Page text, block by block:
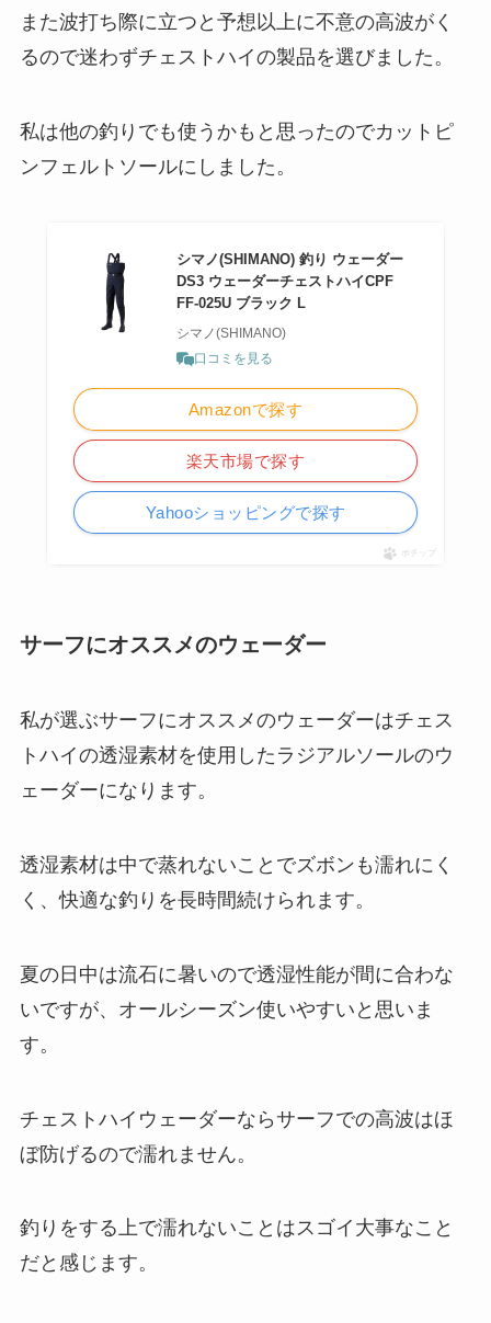
また波打ち際に立つと予想以上に不意の高波がく
るので迷わずチェストハイの製品を選びました。
私は他の釣りでも使うかもと思ったのでカットピ
ンフェルトソールにしました。
シマノ(SHIMANO) 釣り ウェーダー
DS3 ウェーダーチェストハイCPF
FF-025U ブラック L
シマノ(SHIMANO)
口コミを見る
Amazonで探す
楽天市場で探す
Yahooショッピングで探す
ポチップ
サーフにオススメのウェーダー
私が選ぶサーフにオススメのウェーダーはチェス
トハイの透湿素材を使用したラジアルソールのウ
ェーダーになります。
透湿素材は中で蒸れないことでズボンも濡れにく
く、快適な釣りを長時間続けられます。
夏の日中は流石に暑いので透湿性能が間に合わな
いですが、オールシーズン使いやすいと思いま
す。
チェストハイウェーダーならサーフでの高波はほ
ぼ防げるので濡れません。
釣りをする上で濡れないことはスゴイ大事なこと
だと感じます。